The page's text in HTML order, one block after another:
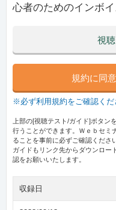
心者のためのインボイ
視
規約に同
※必ず利用規約をご確認くだ
上部の[視聴テスト/ガイド]ボタン
行うことができます。Ｗｅｂセミ
ることを事前に必ずご確認くださ
ガイドもリンク先からダウンロー
認をお願いいたします。
収録日